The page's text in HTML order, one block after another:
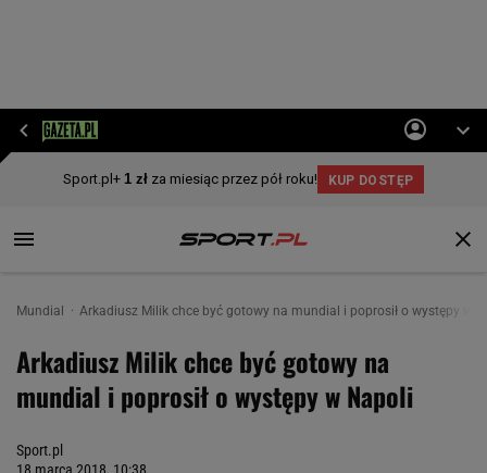
Mundial Arkadiusz Milik chce być gotowy na mundial i poprosił o występy w
Arkadiusz Milik chce być gotowy na
mundial i poprosił o występy w Napoli
Sport.pl